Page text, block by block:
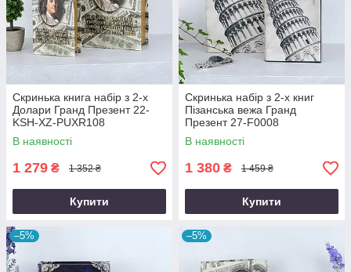
Скринька книга набір з 2-х
Долари Гранд Презент 22-
KSH-XZ-PUXR108
В наявності
1 279 ₴ 1 352 ₴
Купити
Скринька набір з 2-х книг
Пізанська вежа Гранд
Презент 27-F0008
В наявності
1 380 ₴ 1 459 ₴
Купити
–5% –5%